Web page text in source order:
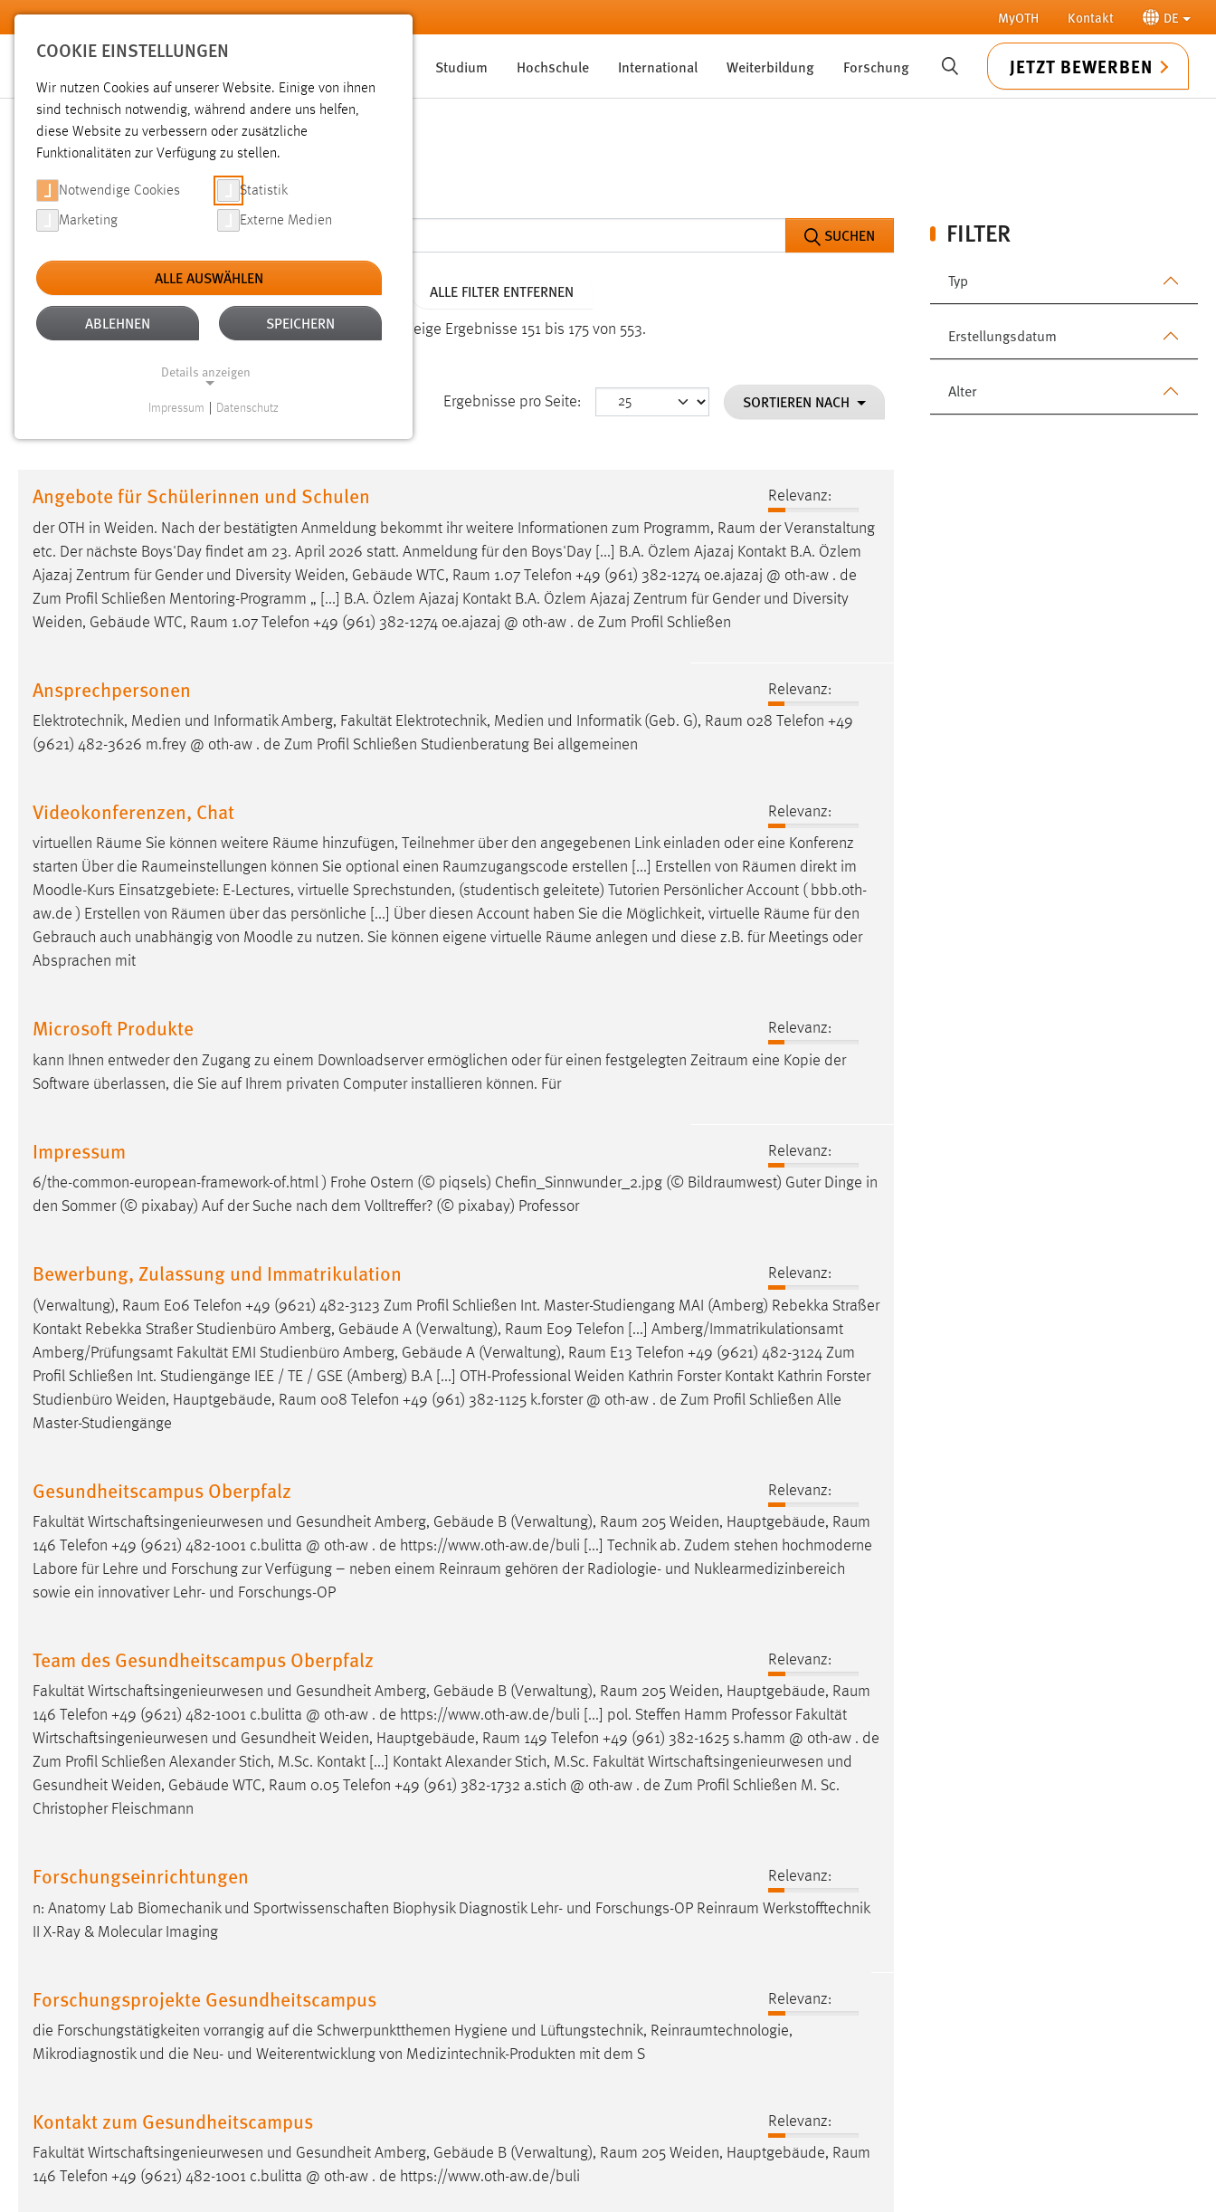
Zum Hauptinhalt springen MyOTH Kontakt DE
Studium Hochschule International Weiterbildung Forschung SUCHE JETZT BEWERBEN
SUCHE
FILTER
Typ
Erstellungsdatum
Alter
SUCHEN
Aktive Filter: TYP: SEITEN ALTER: ÜBER EIN JAHR ALLE FILTER ENTFERNEN
Gesucht nach "raum". Es wurden 553 Ergebnisse gefunden. Zeige Ergebnisse 151 bis 175 von 553.
Ergebnisse pro Seite: SORTIEREN NACH
Angebote für Schülerinnen und Schulen
Relevanz:
der OTH in Weiden. Nach der bestätigten Anmeldung bekommt ihr weitere Informationen zum Programm, Raum der Veranstaltung
etc. Der nächste Boys'Day findet am 23. April 2026 statt. Anmeldung für den Boys'Day [...] B.A. Özlem Ajazaj Kontakt B.A. Özlem
Ajazaj Zentrum für Gender und Diversity Weiden, Gebäude WTC, Raum 1.07 Telefon +49 (961) 382-1274 oe.ajazaj @ oth-aw . de
Zum Profil Schließen Mentoring-Programm „ [...] B.A. Özlem Ajazaj Kontakt B.A. Özlem Ajazaj Zentrum für Gender und Diversity
Weiden, Gebäude WTC, Raum 1.07 Telefon +49 (961) 382-1274 oe.ajazaj @ oth-aw . de Zum Profil Schließen
Ansprechpersonen
Relevanz:
Elektrotechnik, Medien und Informatik Amberg, Fakultät Elektrotechnik, Medien und Informatik (Geb. G), Raum 028 Telefon +49
(9621) 482-3626 m.frey @ oth-aw . de Zum Profil Schließen Studienberatung Bei allgemeinen
Videokonferenzen, Chat
Relevanz:
virtuellen Räume Sie können weitere Räume hinzufügen, Teilnehmer über den angegebenen Link einladen oder eine Konferenz
starten Über die Raumeinstellungen können Sie optional einen Raumzugangscode erstellen [...] Erstellen von Räumen direkt im
Moodle-Kurs Einsatzgebiete: E-Lectures, virtuelle Sprechstunden, (studentisch geleitete) Tutorien Persönlicher Account ( bbb.oth-
aw.de ) Erstellen von Räumen über das persönliche [...] Über diesen Account haben Sie die Möglichkeit, virtuelle Räume für den
Gebrauch auch unabhängig von Moodle zu nutzen. Sie können eigene virtuelle Räume anlegen und diese z.B. für Meetings oder
Absprachen mit
Microsoft Produkte
Relevanz:
kann Ihnen entweder den Zugang zu einem Downloadserver ermöglichen oder für einen festgelegten Zeitraum eine Kopie der
Software überlassen, die Sie auf Ihrem privaten Computer installieren können. Für
Impressum
Relevanz:
6/the-common-european-framework-of.html ) Frohe Ostern (© piqsels) Chefin_Sinnwunder_2.jpg (© Bildraumwest) Guter Dinge in
den Sommer (© pixabay) Auf der Suche nach dem Volltreffer? (© pixabay) Professor
Bewerbung, Zulassung und Immatrikulation
Relevanz:
(Verwaltung), Raum E06 Telefon +49 (9621) 482-3123 Zum Profil Schließen Int. Master-Studiengang MAI (Amberg) Rebekka Straßer
Kontakt Rebekka Straßer Studienbüro Amberg, Gebäude A (Verwaltung), Raum E09 Telefon [...] Amberg/Immatrikulationsamt
Amberg/Prüfungsamt Fakultät EMI Studienbüro Amberg, Gebäude A (Verwaltung), Raum E13 Telefon +49 (9621) 482-3124 Zum
Profil Schließen Int. Studiengänge IEE / TE / GSE (Amberg) B.A [...] OTH-Professional Weiden Kathrin Forster Kontakt Kathrin Forster
Studienbüro Weiden, Hauptgebäude, Raum 008 Telefon +49 (961) 382-1125 k.forster @ oth-aw . de Zum Profil Schließen Alle
Master-Studiengänge
Gesundheitscampus Oberpfalz
Relevanz:
Fakultät Wirtschaftsingenieurwesen und Gesundheit Amberg, Gebäude B (Verwaltung), Raum 205 Weiden, Hauptgebäude, Raum
146 Telefon +49 (9621) 482-1001 c.bulitta @ oth-aw . de https://www.oth-aw.de/buli [...] Technik ab. Zudem stehen hochmoderne
Labore für Lehre und Forschung zur Verfügung – neben einem Reinraum gehören der Radiologie- und Nuklearmedizinbereich
sowie ein innovativer Lehr- und Forschungs-OP
Team des Gesundheitscampus Oberpfalz
Relevanz:
Fakultät Wirtschaftsingenieurwesen und Gesundheit Amberg, Gebäude B (Verwaltung), Raum 205 Weiden, Hauptgebäude, Raum
146 Telefon +49 (9621) 482-1001 c.bulitta @ oth-aw . de https://www.oth-aw.de/buli [...] pol. Steffen Hamm Professor Fakultät
Wirtschaftsingenieurwesen und Gesundheit Weiden, Hauptgebäude, Raum 149 Telefon +49 (961) 382-1625 s.hamm @ oth-aw . de
Zum Profil Schließen Alexander Stich, M.Sc. Kontakt [...] Kontakt Alexander Stich, M.Sc. Fakultät Wirtschaftsingenieurwesen und
Gesundheit Weiden, Gebäude WTC, Raum 0.05 Telefon +49 (961) 382-1732 a.stich @ oth-aw . de Zum Profil Schließen M. Sc.
Christopher Fleischmann
Forschungseinrichtungen
Relevanz:
n: Anatomy Lab Biomechanik und Sportwissenschaften Biophysik Diagnostik Lehr- und Forschungs-OP Reinraum Werkstofftechnik
II X-Ray & Molecular Imaging
Forschungsprojekte Gesundheitscampus
Relevanz:
die Forschungstätigkeiten vorrangig auf die Schwerpunktthemen Hygiene und Lüftungstechnik, Reinraumtechnologie,
Mikrodiagnostik und die Neu- und Weiterentwicklung von Medizintechnik-Produkten mit dem S
Kontakt zum Gesundheitscampus
Relevanz:
Fakultät Wirtschaftsingenieurwesen und Gesundheit Amberg, Gebäude B (Verwaltung), Raum 205 Weiden, Hauptgebäude, Raum
146 Telefon +49 (9621) 482-1001 c.bulitta @ oth-aw . de https://www.oth-aw.de/buli
COOKIE EINSTELLUNGEN
Wir nutzen Cookies auf unserer Website. Einige von ihnen
sind technisch notwendig, während andere uns helfen,
diese Website zu verbessern oder zusätzliche
Funktionalitäten zur Verfügung zu stellen.
Notwendige Cookies Statistik
Marketing Externe Medien
ALLE AUSWÄHLEN
ABLEHNEN SPEICHERN
Details anzeigen
Website erforderlich.
Einverständnis
Name: cookie_consent
Dieser Cookie speichert die
ausgewählten Einverständnis-Optionen
Cookie Laufzeit:
Performance
Zweck:
Für performante Seitenauslieferung wird
in diesem Cookie gespeichert, ob man
eingeloggt ist.
Sprachpräferenz
Name: site-language-preference
Zweck:
Cookie Laufzeit: 30 Tage
Chat
Zweck:
Wird benötigt um die Chatfunktion
nutzen zu können.
Sitzungslaufzeit, mibew_locale = 3
Login
Name: fe_user, be_user, be_lastLoginProvider
Zweck:
Dieser Cookie ist notwendig um sich an
STATISTIK
Statistik Cookies erfassen Informationen anonym.
Diese Informationen helfen uns zu verstehen, wie
Matomo
Name: _pk_ref, _pk_cvar, _pk_id, _pk_ses
Zweck:
Cookie Laufzeit: Max. 13 Monate
Marketing Cookies werden von Drittanbietern
verwendet, um personalisierte Werbung anzuzeigen.
Sie tun dies, indem sie Besucher über Websites
hinweg verfolgen.
Name: _gcl_au
Anbieter: Google Ireland Limited
Cookie Laufzeit: 3 Monate
Facebook Pixel
Impressum Datenschutz